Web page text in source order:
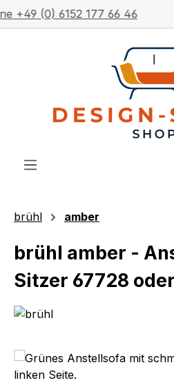
Zum Hauptinhalt springen
Kostenloser
brühl amber
brühl amber -
Sitzer 67728
Bildergalerie überspringen